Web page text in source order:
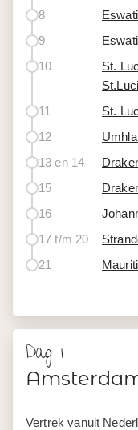
8
9
10
St.
11
St.
12
13 en 14
15
16
17 t/m 20
21
Dag 1
Vertrek vanuit